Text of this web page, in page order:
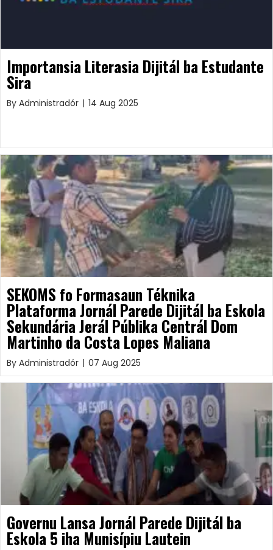
Importansia Literasia Dijitál ba Estudante
Sira
By Administradór | 14 Aug 2025
SEKOMS fo Formasaun Téknika
Plataforma Jornál Parede Dijitál ba Eskola
Sekundária Jerál Públika Centrál Dom
Martinho da Costa Lopes Maliana
By Administradór | 07 Aug 2025
Governu Lansa Jornál Parede Dijitál ba
Eskola 5 iha Munisípiu Lautein